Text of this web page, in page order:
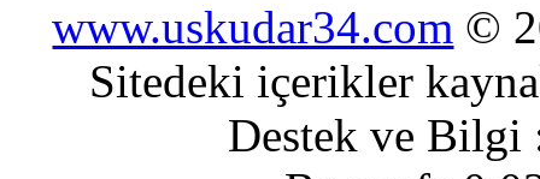
www.uskudar34.com ©
Sitedeki içerikler
Destek ve